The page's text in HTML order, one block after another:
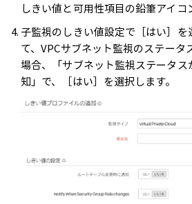
しきい値と可用性項目の鉛筆アイコ
子監視のしきい値設定で［はい］を
て、VPCサブネット監視のステータ
場合、「サブネット監視ステータス
知」で、［はい］を選択します。